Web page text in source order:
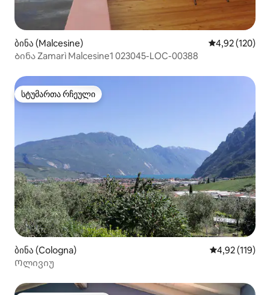
ბინა (Malcesine) საშუალო
4,92 (120)
Ბინა Zamarì Malcesine1 023045-LOC-00388
სტუმართა რჩეული
სტუმართა რჩეული
ბინა (Cologna) საშუალო
4,92 (119)
Ოლივიუ